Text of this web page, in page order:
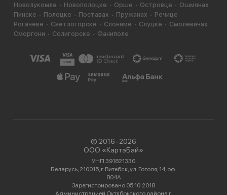
Новолукомле
Новополоцке Орше Островце
Ошмянах
Пинске
Полоцке Поставах Пружанах
Речице
Рогачеве
Светлогорске Слониме Слуцке
Смолевичах
Сморгони
Солигорске Фаниполе
© 2016−2026
ООО «КартэБай»
УНП 391821330
Беларусь, 210015, г. Витебск, ул. Гоголя, 14, оф.
804А
Зарегистрировано 05.10.2018
Администрацией Октябрьского района г.